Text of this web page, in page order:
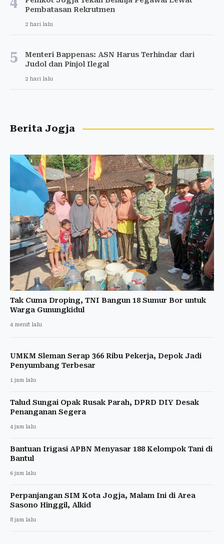
Pembatasan Rekrutmen
2 hari lalu
5
Menteri Bappenas: ASN Harus Terhindar dari
Judol dan Pinjol Ilegal
2 hari lalu
Berita Jogja
Tak Cuma Droping, TNI Bangun 18 Sumur Bor untuk
Warga Gunungkidul
4 menit lalu
UMKM Sleman Serap 366 Ribu Pekerja, Depok Jadi
Penyumbang Terbesar
1 jam lalu
Talud Sungai Opak Rusak Parah, DPRD DIY Desak
Penanganan Segera
4 jam lalu
Bantuan Irigasi APBN Menyasar 188 Kelompok Tani di
Bantul
6 jam lalu
Perpanjangan SIM Kota Jogja, Malam Ini di Area
Sasono Hinggil, Alkid
8 jam lalu